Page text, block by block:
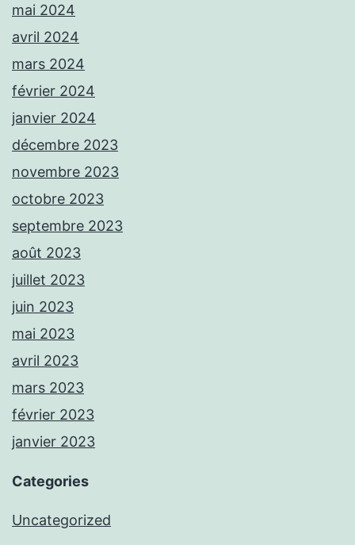
mai 2024
avril 2024
mars 2024
février 2024
janvier 2024
décembre 2023
novembre 2023
octobre 2023
septembre 2023
août 2023
juillet 2023
juin 2023
mai 2023
avril 2023
mars 2023
février 2023
janvier 2023
Categories
Uncategorized